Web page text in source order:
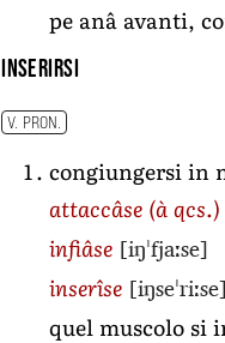
pe anâ avanti,
inserirsi
V. PRON.
congiungersi in
attaccâse (à qcs.)
infiâse [iŋˈfjaːse]
inserîse [iŋseˈriːse]
quel muscolo si